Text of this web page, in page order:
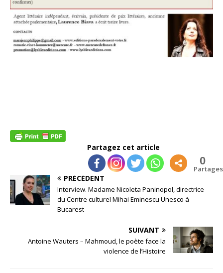
Partagez cet article
0
Partages
PRÉCÉDENT
Interview. Madame Nicoleta Paninopol, directrice
du Centre culturel Mihai Eminescu Unesco à
Bucarest
SUIVANT
Antoine Wauters – Mahmoud, le poète face la
violence de l’Histoire